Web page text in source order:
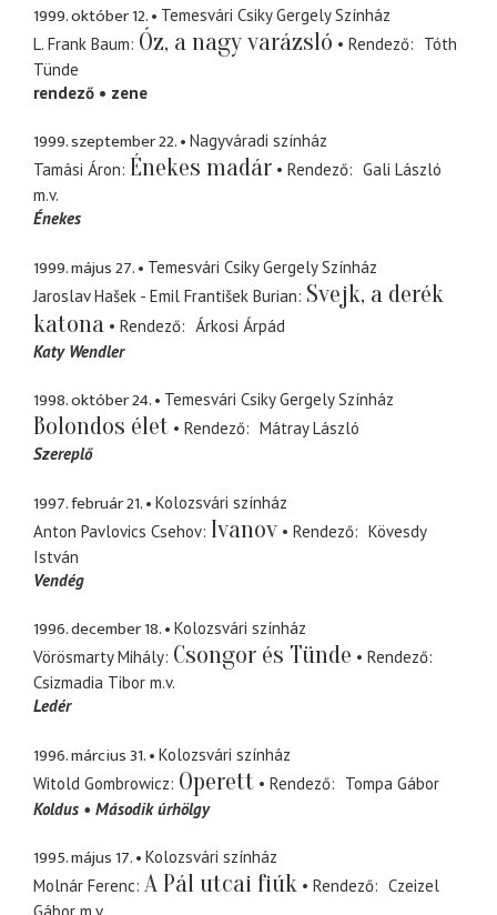
1999. október 12.
Temesvári Csiky Gergely Színház
L. Frank Baum Óz, a nagy varázsló Rendező
Tóth
Tünde
rendező
zene
1999. szeptember 22.
Nagyváradi színház
Tamási Áron Énekes madár Rendező
Gali László
m.v.
Énekes
1999. május 27.
Temesvári Csiky Gergely Színház
Jaroslav Hašek - Emil František Burian Svejk, a derék
katona
Rendező
Árkosi Árpád
Katy Wendler
1998. október 24. Temesvári Csiky Gergely Színház
Bolondos élet Rendező
Mátray László
Szereplő
1997. február 21.
Kolozsvári színház
Anton Pavlovics Csehov Ivanov Rendező
Kövesdy
István
Vendég
1996. december 18.
Kolozsvári színház
Vörösmarty Mihály Csongor és Tünde
Rendező
Csizmadia Tibor m.v.
Ledér
1996. március 31.
Kolozsvári színház
Witold Gombrowicz Operett Rendező
Tompa Gábor
Koldus
Második úrhölgy
1995. május 17.
Kolozsvári színház
Molnár Ferenc A Pál utcai fiúk Rendező
Czeizel